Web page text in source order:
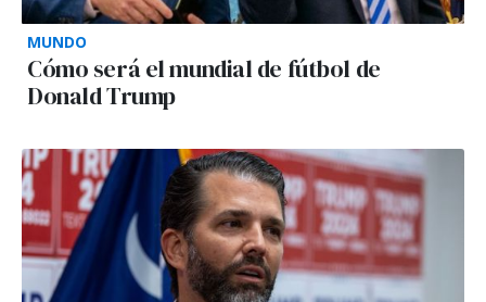
MUNDO
Cómo será el mundial de fútbol de
Donald Trump